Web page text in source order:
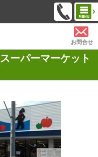
お問合せ
ーパーマーケット